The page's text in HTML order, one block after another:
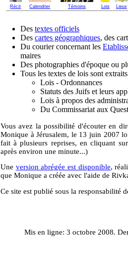
Récit Calendrier Témoins Lois Lieux
Des textes officiels
Des cartes géographiques, des
Du courier concernant les
maires
Des photographies d'époque ou
Tous les textes de lois sont
Lois - Ordonnances
Statuts des Juifs et leurs
Lois à propos des
Du Commissariat aux
Vous avez la possibilité d'écouter en
Monique à Jérusalem, le 13 juin 2007
fait à plusieurs reprises, en cliquant
après environ une minute...)
Une version abrégée est disponible,
que Monique a créée avec l'aide de
Ce site est publié sous la responsabilité
Mis en ligne: 3 octobre 2008.